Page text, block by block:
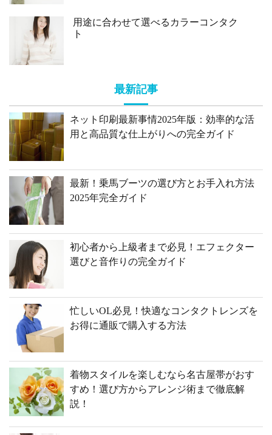
用途に合わせて選べるカラーコンタク
ト
最新記事
ネット印刷最新事情2025年版：効率的な活
用と高品質な仕上がりへの完全ガイド
最新！乗馬ブーツの選び方とお手入れ方法
2025年完全ガイド
初心者から上級者まで必見！エフェクター
選びと音作りの完全ガイド
忙しいOL必見！快適なコンタクトレンズを
お得に通販で購入する方法
着物スタイルを楽しむなら名古屋帯がおす
すめ！選び方からアレンジ術まで徹底解
説！